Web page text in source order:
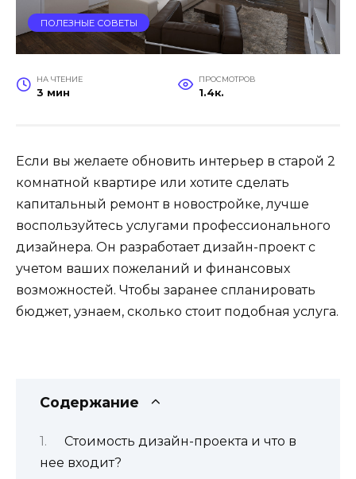
ПОЛЕЗНЫЕ СОВЕТЫ
НА ЧТЕНИЕ
3 мин
ПРОСМОТРОВ
1.4к.
Если вы желаете обновить интерьер в старой 2
комнатной квартире или хотите сделать
капитальный ремонт в новостройке, лучше
воспользуйтесь услугами профессионального
дизайнера. Он разработает дизайн-проект с
учетом ваших пожеланий и финансовых
возможностей. Чтобы заранее спланировать
бюджет, узнаем, сколько стоит подобная услуга.
Содержание
Стоимость дизайн-проекта и что в
нее входит?